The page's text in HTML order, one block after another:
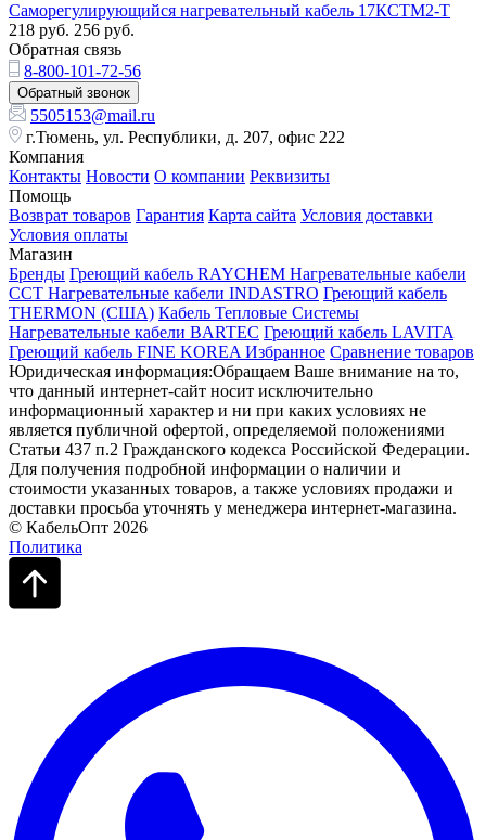
Саморегулирующийся нагревательный кабель 17КСТМ2-Т
218 руб. 256 руб.
Обратная связь
8-800-101-72-56
Обратный звонок
5505153@mail.ru
г.Тюмень, ул. Республики, д. 207, офис 222
Компания
Контакты Новости О компании Реквизиты
Помощь
Возврат товаров Гарантия Карта сайта Условия доставки
Условия оплаты
Магазин
Бренды Греющий кабель RAYCHEM Нагревательные кабели
ССТ Нагревательные кабели INDASTRO Греющий кабель
THERMON (США) Кабель Тепловые Системы
Нагревательные кабели BARTEC Греющий кабель LAVITA
Греющий кабель FINE KOREA Избранное Сравнение товаров
Юридическая информация:Обращаем Ваше внимание на то,
что данный интернет-сайт носит исключительно
информационный характер и ни при каких условиях не
является публичной офертой, определяемой положениями
Статьи 437 п.2 Гражданского кодекса Российской Федерации.
Для получения подробной информации о наличии и
стоимости указанных товаров, а также условиях продажи и
доставки просьба уточнять у менеджера интернет-магазина.
© КабельОпт 2026
Политика